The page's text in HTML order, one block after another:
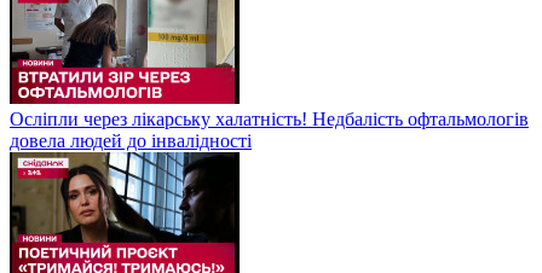
Осліпли через лікарську халатність! Недбалість офтальмологів
довела людей до інвалідності